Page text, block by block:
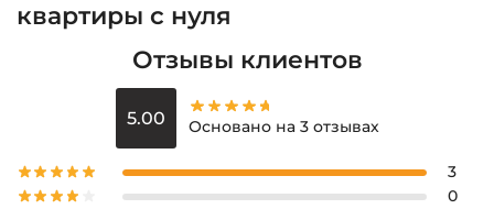
квартиры с нуля
Отзывы клиентов
5.00 Основано на 3 отзывах
3
0